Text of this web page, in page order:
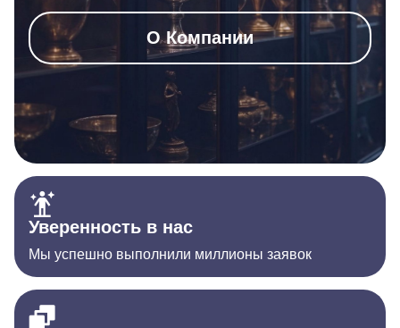
О Компании
Уверенность в нас
Мы успешно выполнили миллионы заявок